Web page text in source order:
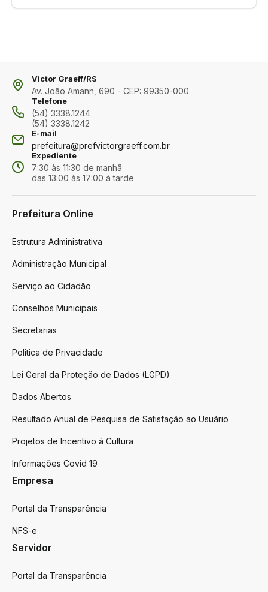
Victor Graeff/RS
Av. João Amann, 690 - CEP: 99350-000
Telefone
(54) 3338.1244
(54) 3338.1242
E-mail
prefeitura@prefvictorgraeff.com.br
Expediente
7:30 às 11:30 de manhã
das 13:00 às 17:00 à tarde
Prefeitura Online
Estrutura Administrativa
Administração Municipal
Serviço ao Cidadão
Conselhos Municipais
Secretarias
Politica de Privacidade
Lei Geral da Proteção de Dados (LGPD)
Dados Abertos
Resultado Anual de Pesquisa de Satisfação ao Usuário
Projetos de Incentivo à Cultura
Informações Covid 19
Empresa
Portal da Transparência
NFS-e
Servidor
Portal da Transparência